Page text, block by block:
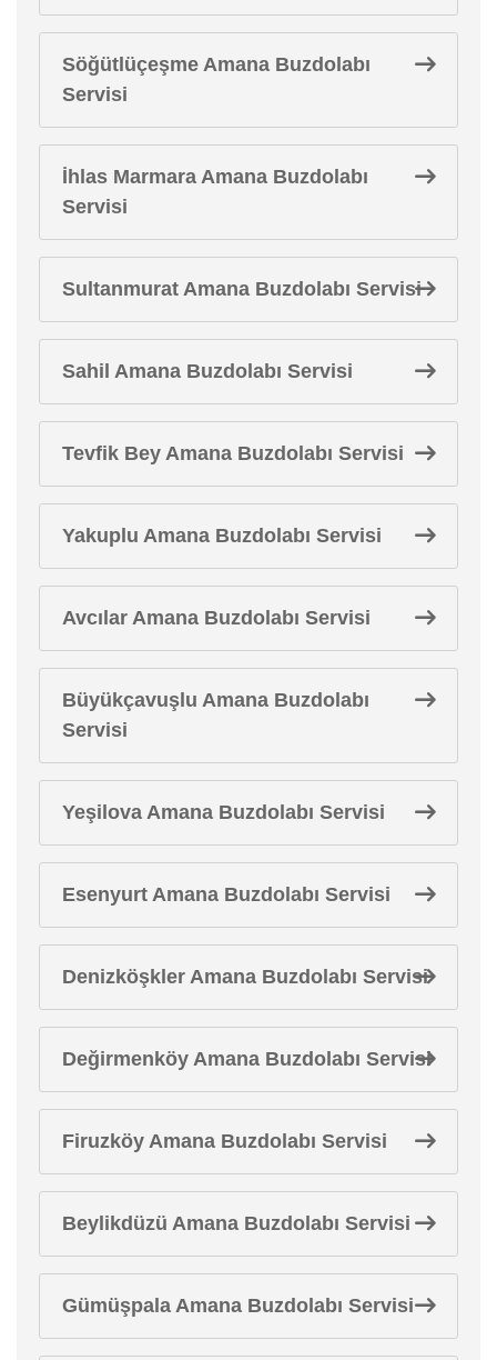
Söğütlüçeşme Amana Buzdolabı
Servisi
İhlas Marmara Amana Buzdolabı
Servisi
Sultanmurat Amana Buzdolabı Servisi
Sahil Amana Buzdolabı Servisi
Tevfik Bey Amana Buzdolabı Servisi
Yakuplu Amana Buzdolabı Servisi
Avcılar Amana Buzdolabı Servisi
Büyükçavuşlu Amana Buzdolabı
Servisi
Yeşilova Amana Buzdolabı Servisi
Esenyurt Amana Buzdolabı Servisi
Denizköşkler Amana Buzdolabı Servisi
Değirmenköy Amana Buzdolabı Servisi
Firuzköy Amana Buzdolabı Servisi
Beylikdüzü Amana Buzdolabı Servisi
Gümüşpala Amana Buzdolabı Servisi